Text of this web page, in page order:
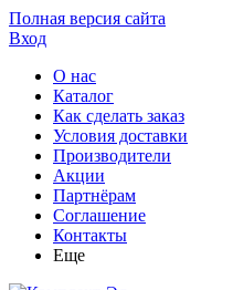
Полная версия сайта
Вход
О нас
Каталог
Как сделать заказ
Условия доставки
Производители
Акции
Партнёрам
Соглашение
Контакты
Еще